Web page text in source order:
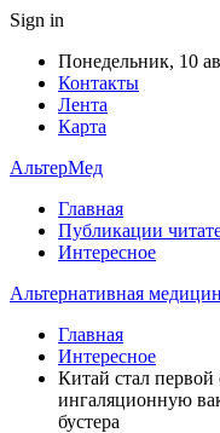
Sign in
Понедельник, 10
Контакты
Лента
Карта
АльтерМед
Главная
Публикации
Интересное
Альтернативная
Главная
Интересное
Китай стал первой
ингаляционную
бустера